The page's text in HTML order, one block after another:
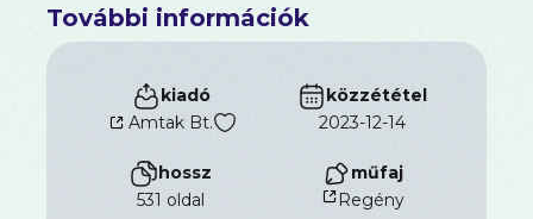
További információk
kiadó
Amtak Bt.
közzététel
2023-12-14
hossz
531 oldal
műfaj
Regény